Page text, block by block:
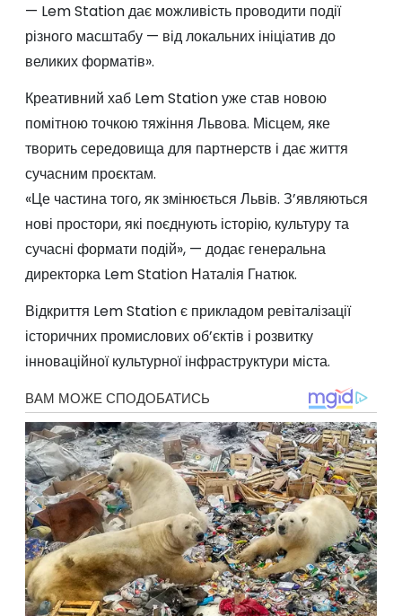
— Lem Station дає можливість проводити події
різного масштабу — від локальних ініціатив до
великих форматів».
Креативний хаб Lem Station уже став новою
помітною точкою тяжіння Львова. Місцем, яке
творить середовища для партнерств і дає життя
сучасним проєктам.
«Це частина того, як змінюється Львів. З’являються
нові простори, які поєднують історію, культуру та
сучасні формати подій», — додає генеральна
директорка Lem Station Наталія Гнатюк.
Відкриття Lem Station є прикладом ревіталізації
історичних промислових об’єктів і розвитку
інноваційної культурної інфраструктури міста.